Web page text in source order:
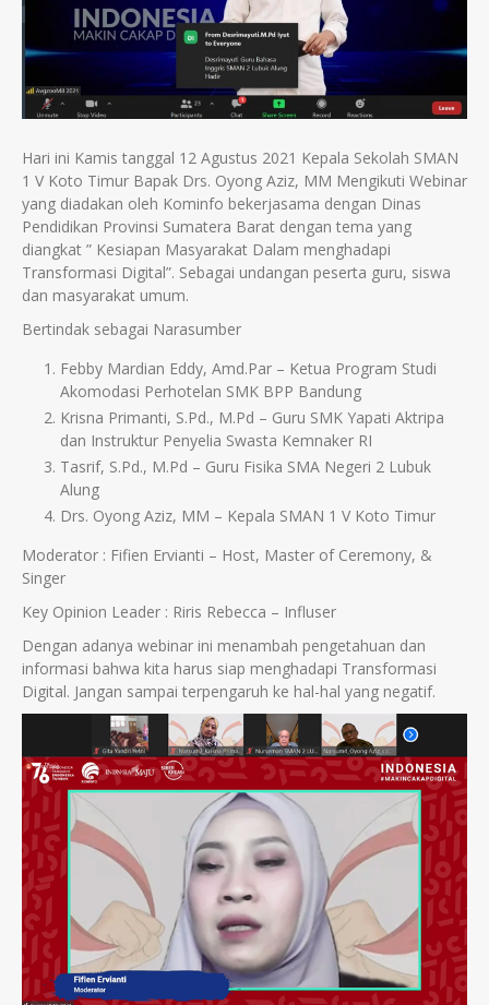
Hari ini Kamis tanggal 12 Agustus 2021 Kepala Sekolah SMAN
1 V Koto Timur Bapak Drs. Oyong Aziz, MM Mengikuti Webinar
yang diadakan oleh Kominfo bekerjasama dengan Dinas
Pendidikan Provinsi Sumatera Barat dengan tema yang
diangkat ” Kesiapan Masyarakat Dalam menghadapi
Transformasi Digital”. Sebagai undangan peserta guru, siswa
dan masyarakat umum.
Bertindak sebagai Narasumber
Febby Mardian Eddy, Amd.Par – Ketua Program Studi
Akomodasi Perhotelan SMK BPP Bandung
Krisna Primanti, S.Pd., M.Pd – Guru SMK Yapati Aktripa
dan Instruktur Penyelia Swasta Kemnaker RI
Tasrif, S.Pd., M.Pd – Guru Fisika SMA Negeri 2 Lubuk
Alung
Drs. Oyong Aziz, MM – Kepala SMAN 1 V Koto Timur
Moderator : Fifien Ervianti – Host, Master of Ceremony, &
Singer
Key Opinion Leader : Riris Rebecca – Influser
Dengan adanya webinar ini menambah pengetahuan dan
informasi bahwa kita harus siap menghadapi Transformasi
Digital. Jangan sampai terpengaruh ke hal-hal yang negatif.